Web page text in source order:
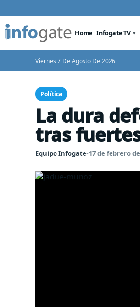
Home Infogate TV
Viernes 7 De Agosto De 2026
Política
La dura
tras
Equipo Infogate•17 de febrero